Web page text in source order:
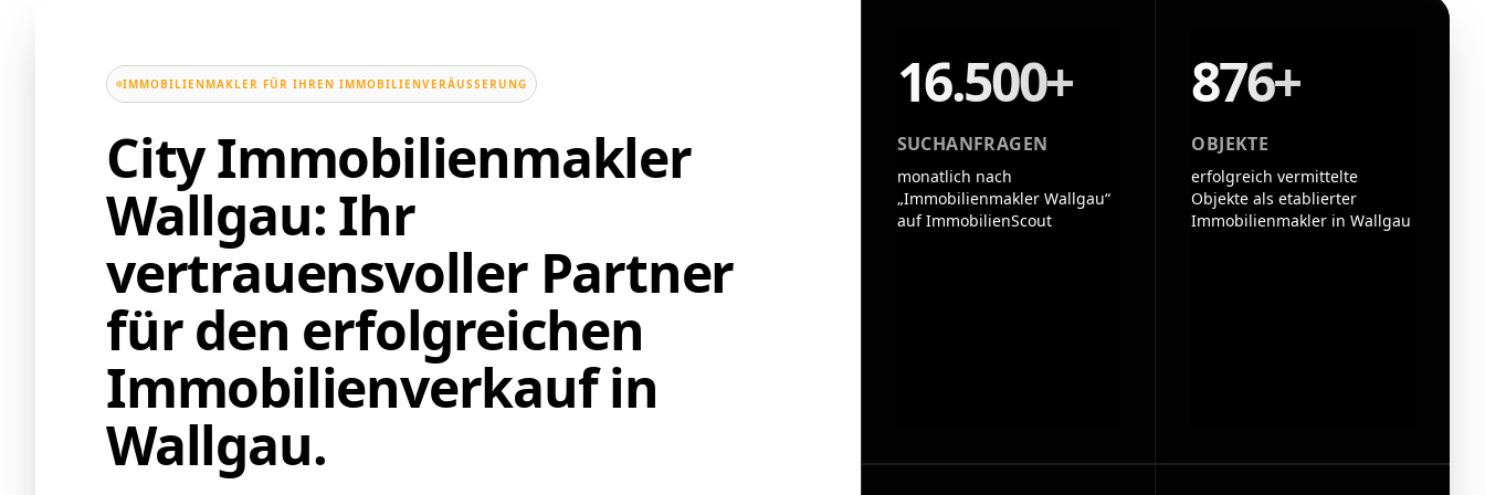
IMMOBILIENMAKLER FÜR IHREN IMMOBILIENVERÄUSSERUNG
City Immobilienmakler
Wallgau: Ihr
vertrauensvoller Partner
für den erfolgreichen
Immobilienverkauf in
Wallgau.
16.500+
SUCHANFRAGEN
monatlich nach
„Immobilienmakler Wallgau“
auf ImmobilienScout
876+
OBJEKTE
erfolgreich vermittelte
Objekte als etablierter
Immobilienmakler in Wallgau